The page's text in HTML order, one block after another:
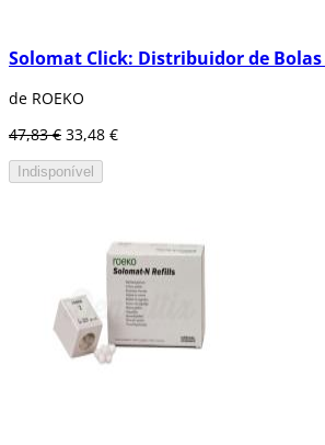
Solomat Click: Distribuidor de Bolas
de ROEKO
47,83 € 33,48 €
Indisponível